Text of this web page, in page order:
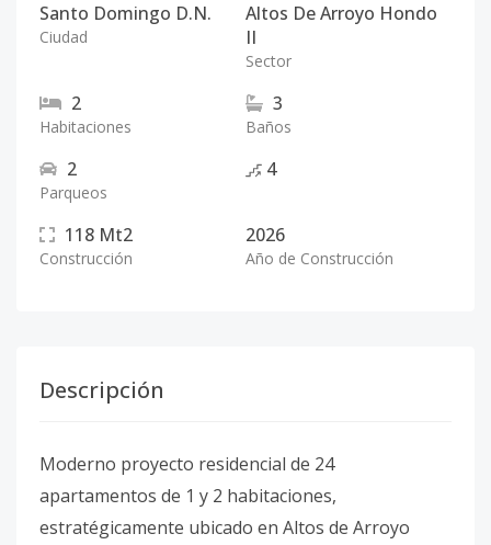
Santo Domingo D.N.
Ciudad
Altos De Arroyo Hondo
II
Sector
2
Habitaciones
3
Baños
2
Parqueos
4
118 Mt2
Construcción
2026
Año de Construcción
Descripción
Moderno proyecto residencial de 24
apartamentos de 1 y 2 habitaciones,
estratégicamente ubicado en Altos de Arroyo